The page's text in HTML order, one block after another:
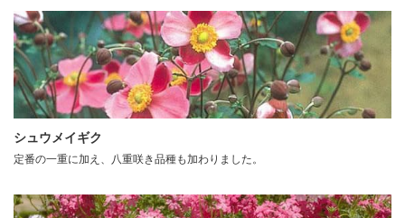
シュウメイギク
定番の一重に加え、八重咲き品種も加わりました。